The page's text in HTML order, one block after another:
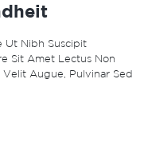
Ut Nibh Suscipit
Sit Amet Lectus Non
Augue, Pulvinar Sed